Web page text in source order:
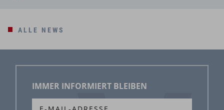
ALLE NEWS
IMMER INFORMIERT BLEIBEN